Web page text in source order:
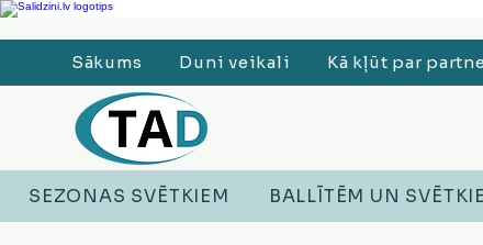
Ledusskapji, Sadzīves tehnika, Smaržas, Operatīvā atmiņa, Putekļu
Sākums Duni veikali Kā kļūt par
SEZONAS SVĒTKIEM BALLĪTĒM UN